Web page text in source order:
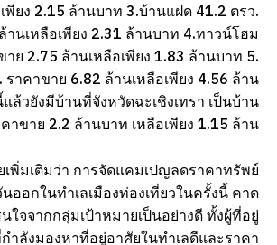
พียง 2.15 ล้านบาท 3.บ้านแฝด 41.2 ตรว.
านเหลือเพียง 2.31 ล้านบาท 4.ทาวน์โฮม
ย 2.75 ล้านเหลือเพียง 1.83 ล้านบาท 5.
ราคาขาย 6.82 ล้านเหลือเพียง 4.56 ล้าน
ล้วยังมีบ้านที่จังหวัดฉะเชิงเทรา เป็นบ้าน
าขาย 2.2 ล้านบาท เหลือเพียง 1.15 ล้าน
เพิ่มเติมว่า การจัดแคมเปญลดราคาทรัพย์
ออกในทำเลเมืองท่องเที่ยวในครั้งนี้ คาด
ใจจากกลุ่มเป้าหมายเป็นอย่างดี ทั้งผู้ที่อยู่
ำลังมองหาที่อยู่อาศัยในทำเลดีและราคา